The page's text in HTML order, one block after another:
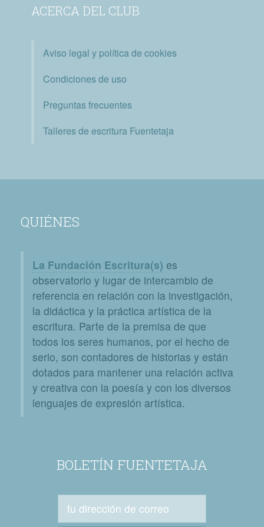
ACERCA DEL CLUB
Aviso legal y política de cookies
Condiciones de uso
Preguntas frecuentes
Talleres de escritura Fuentetaja
QUIÉNES
La Fundación Escritura(s) es
observatorio y lugar de intercambio de
referencia en relación con la investigación,
la didáctica y la práctica artística de la
escritura. Parte de la premisa de que
todos los seres humanos, por el hecho de
serlo, son contadores de historias y están
dotados para mantener una relación activa
y creativa con la poesía y con los diversos
lenguajes de expresión artística.
BOLETÍN FUENTETAJA